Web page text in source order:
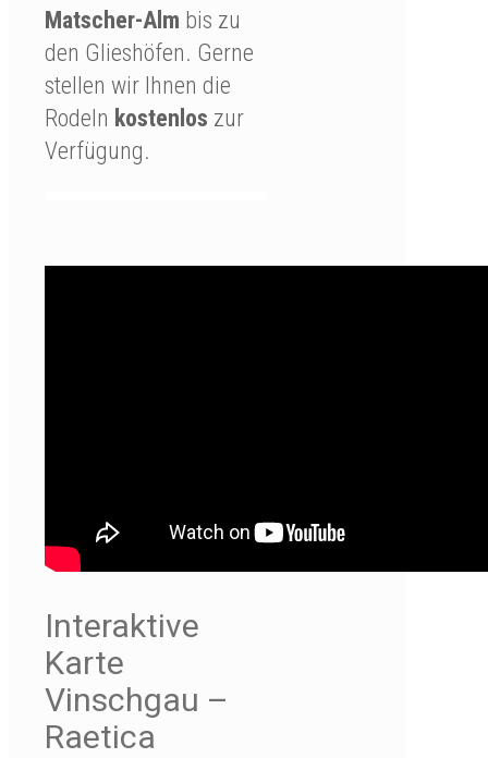
Matscher-Alm bis zu
den Glieshöfen. Gerne
stellen wir Ihnen die
Rodeln kostenlos zur
Verfügung.
Interaktive
Karte
Vinschgau –
Raetica